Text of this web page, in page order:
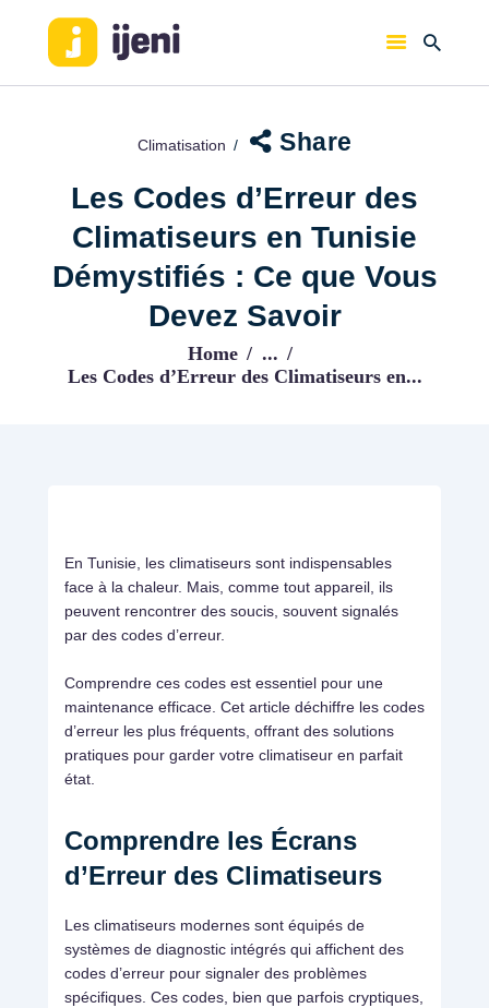
Climatisation Share
Les Codes d’Erreur des
Climatiseurs en Tunisie
Démystifiés : Ce que Vous
Devez Savoir
Home
...
Les Codes d’Erreur des Climatiseurs en...
BLOG
En Tunisie, les climatiseurs sont indispensables
face à la chaleur. Mais, comme tout appareil, ils
peuvent rencontrer des soucis, souvent signalés
par des codes d’erreur.
Comprendre ces codes est essentiel pour une
maintenance efficace. Cet article déchiffre les codes
d’erreur les plus fréquents, offrant des solutions
pratiques pour garder votre climatiseur en parfait
état.
Comprendre les Écrans
d’Erreur des Climatiseurs
Les climatiseurs modernes sont équipés de
systèmes de diagnostic intégrés qui affichent des
codes d’erreur pour signaler des problèmes
spécifiques. Ces codes, bien que parfois cryptiques,